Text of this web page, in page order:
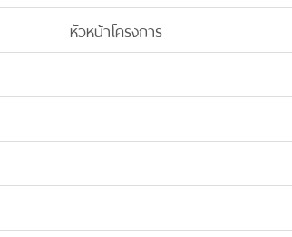
หัวหน้าโครงการ